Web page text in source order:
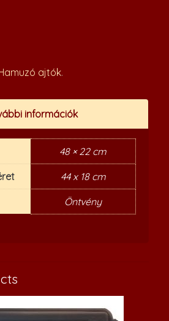
ajtók.
információk
48 × 22 cm
44 x 18 cm
Öntvény